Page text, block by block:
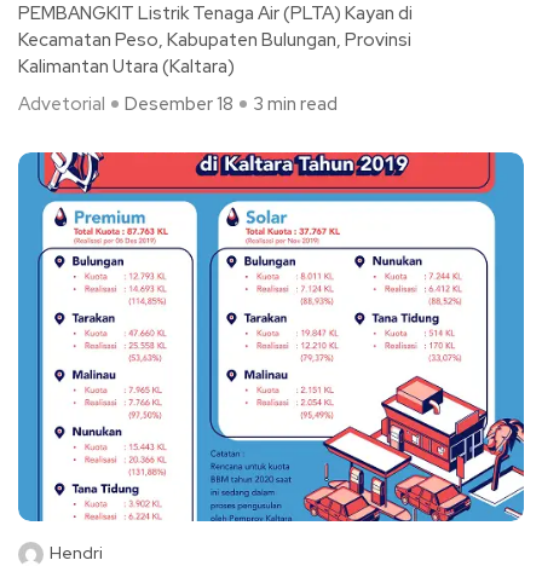
PEMBANGKIT Listrik Tenaga Air (PLTA) Kayan di
Kecamatan Peso, Kabupaten Bulungan, Provinsi
Kalimantan Utara (Kaltara)
Advetorial
Desember 18 3 min read
Hendri